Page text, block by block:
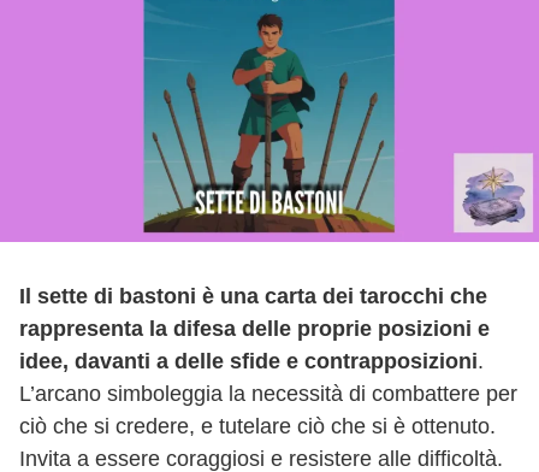
Il sette di bastoni è una carta dei tarocchi che
rappresenta la difesa delle proprie posizioni e
idee, davanti a delle sfide e contrapposizioni.
L’arcano simboleggia la necessità di combattere per
ciò che si credere, e tutelare ciò che si è ottenuto.
Invita a essere coraggiosi e resistere alle difficoltà.